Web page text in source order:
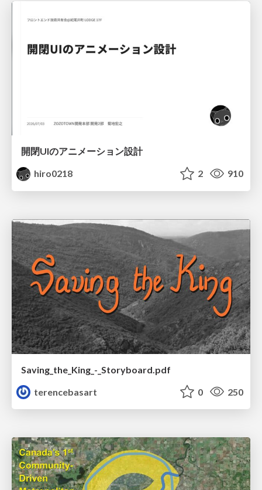
開閉UIのアニメーション設計
hiro0218
2 910
Saving_the_King_-_Storyboard.pdf
terencebasart
0 250